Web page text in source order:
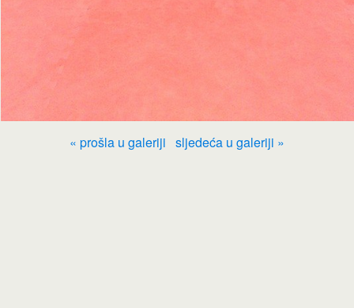
« prošla u galeriji sljedeća u galeriji »